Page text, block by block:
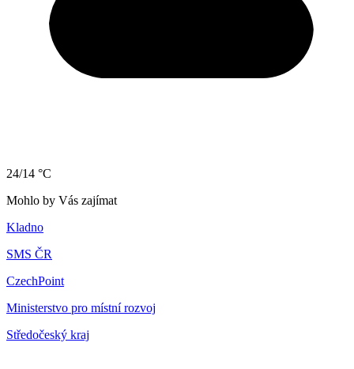
24/14 °C
Mohlo by Vás zajímat
Kladno
SMS ČR
CzechPoint
Ministerstvo pro místní rozvoj
Středočeský kraj